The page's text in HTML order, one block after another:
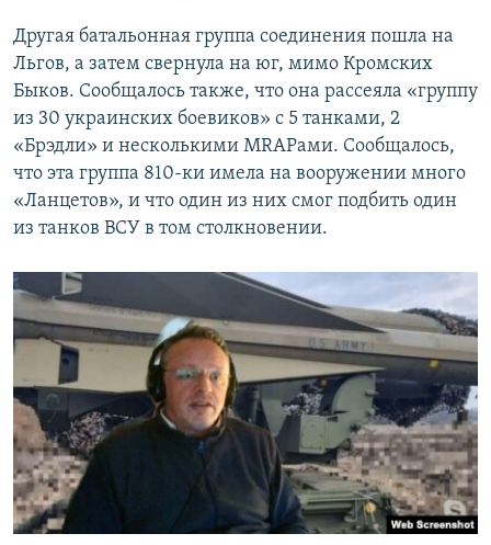
Другая батальонная группа соединения пошла на
Льгов, а затем свернула на юг, мимо Кромских
Быков. Сообщалось также, что она рассеяла «группу
из 30 украинских боевиков» с 5 танками, 2
«Брэдли» и несколькими MRAPами. Сообщалось,
что эта группа 810-ки имела на вооружении много
«Ланцетов», и что один из них смог подбить один
из танков ВСУ в том столкновении.